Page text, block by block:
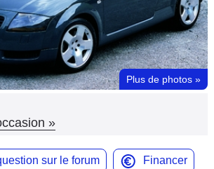
Plus de photos »
»
sur le forum Financer